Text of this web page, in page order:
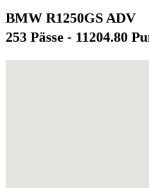
BMW R1250GS ADV
253 Pässe - 11204.80